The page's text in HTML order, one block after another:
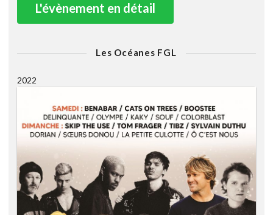
L'évènement en détail
Les Océanes FGL
2022